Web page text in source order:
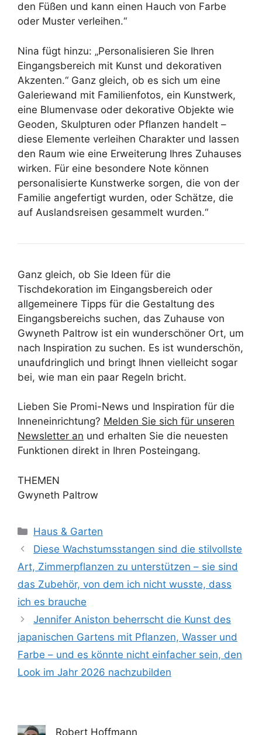
den Füßen und kann einen Hauch von Farbe
oder Muster verleihen.“
Nina fügt hinzu: „Personalisieren Sie Ihren
Eingangsbereich mit Kunst und dekorativen
Akzenten.“ Ganz gleich, ob es sich um eine
Galeriewand mit Familienfotos, ein Kunstwerk,
eine Blumenvase oder dekorative Objekte wie
Geoden, Skulpturen oder Pflanzen handelt –
diese Elemente verleihen Charakter und lassen
den Raum wie eine Erweiterung Ihres Zuhauses
wirken. Für eine besondere Note können
personalisierte Kunstwerke sorgen, die von der
Familie angefertigt wurden, oder Schätze, die
auf Auslandsreisen gesammelt wurden.“
Ganz gleich, ob Sie Ideen für die
Tischdekoration im Eingangsbereich oder
allgemeinere Tipps für die Gestaltung des
Eingangsbereichs suchen, das Zuhause von
Gwyneth Paltrow ist ein wunderschöner Ort, um
nach Inspiration zu suchen. Es ist wunderschön,
unaufdringlich und bringt Ihnen vielleicht sogar
bei, wie man ein paar Regeln bricht.
Lieben Sie Promi-News und Inspiration für die
Inneneinrichtung? Melden Sie sich für unseren
Newsletter an und erhalten Sie die neuesten
Funktionen direkt in Ihren Posteingang.
THEMEN
Gwyneth Paltrow
Kategorien
Haus & Garten
Diese Wachstumsstangen sind die stilvollste
Art, Zimmerpflanzen zu unterstützen – sie sind
das Zubehör, von dem ich nicht wusste, dass
ich es brauche
Jennifer Aniston beherrscht die Kunst des
japanischen Gartens mit Pflanzen, Wasser und
Farbe – und es könnte nicht einfacher sein, den
Look im Jahr 2026 nachzubilden
Robert Hoffmann